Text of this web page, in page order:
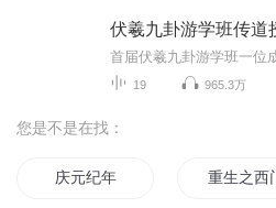
伏羲九卦游学班传道
19 965.3万
您是不是在找：
庆元纪年 重生之西